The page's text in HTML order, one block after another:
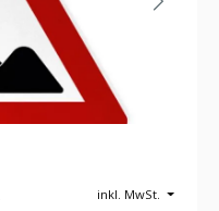
inkl. MwSt.